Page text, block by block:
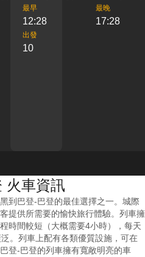
最早
12:28
最晚
17:28
出發
10
火車資訊
到巴登-巴登的最佳選擇之一。城際
提供所需要的愉快旅行體驗。列車擁
時間較短（大概需要4小時），每天
。列車上配有各類優質設施，可在
登-巴登的列車擁有寬敞明亮的車